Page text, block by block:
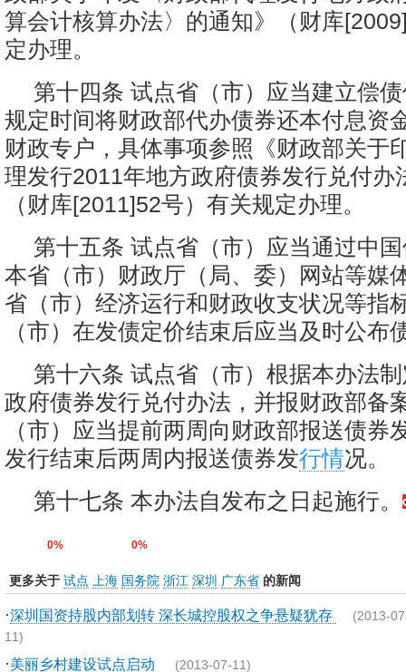
算会计核算办法〉的通知》（财库
定办理。
第十四条 试点省（市）应当建立偿
规定时间将财政部代办债券还本付息资
财政专户，具体事项参照《财政部关于
理发行2011年地方政府债券发行兑付办
（财库[2011]52号）有关规定办理。
第十五条 试点省（市）应当通过中
本省（市）财政厅（局、委）网站等媒
省（市）经济运行和财政收支状况等指
（市）在发债定价结束后应当及时公布
第十六条 试点省（市）根据本办法
政府债券发行兑付办法，并报财政部备
（市）应当提前两周向财政部报送债券
发行结束后两周内报送债券发行情况。
第十七条 本办法自发布之日起施行。
0% 0%
更多关于 试点 上海 国务院 浙江 深圳 广东省 的新闻
·深圳国资持股内部划转 深长城控股权之争悬疑犹存 (2013-
11)
·美丽乡村建设试点启动 (2013-07-11)